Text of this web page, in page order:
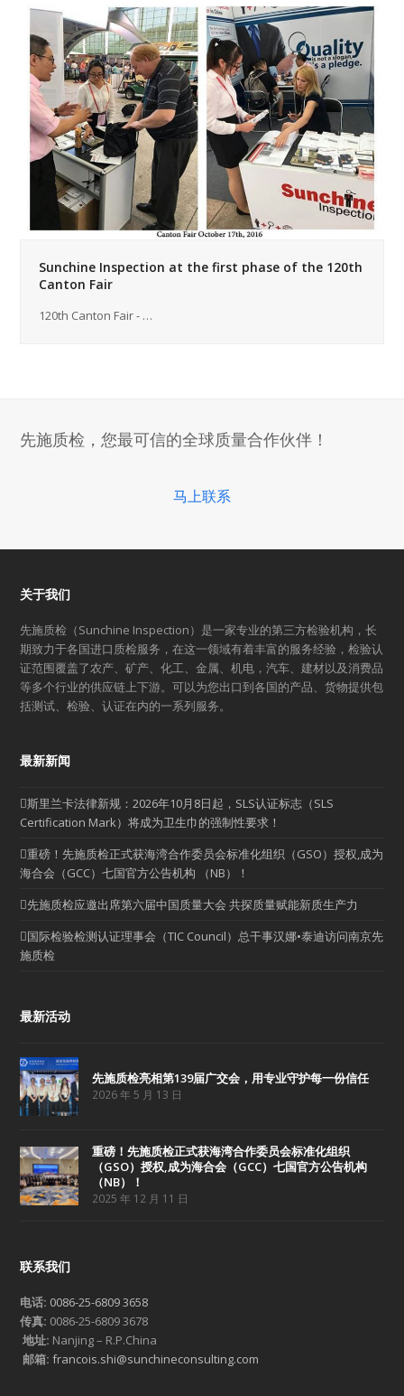
Sunchine Inspection at the first phase of the 120th
Canton Fair
120th Canton Fair - …
先施质检，您最可信的全球质量合作伙伴！
马上联系
关于我们
先施质检（Sunchine Inspection）是一家专业的第三方检验机构，长
期致力于各国进口质检服务，在这一领域有着丰富的服务经验，检验认
证范围覆盖了农产、矿产、化工、金属、机电，汽车、建材以及消费品
等多个行业的供应链上下游。可以为您出口到各国的产品、货物提供包
括测试、检验、认证在内的一系列服务。
最新新闻
斯里兰卡法律新规：2026年10月8日起，SLS认证标志（SLS
Certification Mark）将成为卫生巾的强制性要求！
重磅！先施质检正式获海湾合作委员会标准化组织（GSO）授权,成为
海合会（GCC）七国官方公告机构 （NB）！
先施质检应邀出席第六届中国质量大会 共探质量赋能新质生产力
国际检验检测认证理事会（TIC Council）总干事汉娜•泰迪访问南京先
施质检
最新活动
先施质检亮相第139届广交会，用专业守护每一份信任
2026 年 5 月 13 日
重磅！先施质检正式获海湾合作委员会标准化组织
（GSO）授权,成为海合会（GCC）七国官方公告机构
（NB）！
2025 年 12 月 11 日
联系我们
电话: 0086-25-6809 3658
传真: 0086-25-6809 3678
地址: Nanjing – R.P.China
邮箱: francois.shi@sunchineconsulting.com